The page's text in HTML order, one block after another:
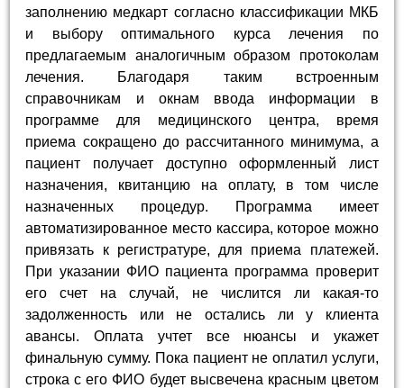
заполнению медкарт согласно классификации МКБ
и выбору оптимального курса лечения по
предлагаемым аналогичным образом протоколам
лечения. Благодаря таким встроенным
справочникам и окнам ввода информации в
программе для медицинского центра, время
приема сокращено до рассчитанного минимума, а
пациент получает доступно оформленный лист
назначения, квитанцию на оплату, в том числе
назначенных процедур. Программа имеет
автоматизированное место кассира, которое можно
привязать к регистратуре, для приема платежей.
При указании ФИО пациента программа проверит
его счет на случай, не числится ли какая-то
задолженность или не остались ли у клиента
авансы. Оплата учтет все нюансы и укажет
финальную сумму. Пока пациент не оплатил услуги,
строка с его ФИО будет высвечена красным цветом